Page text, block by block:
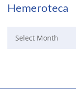
Hemeroteca